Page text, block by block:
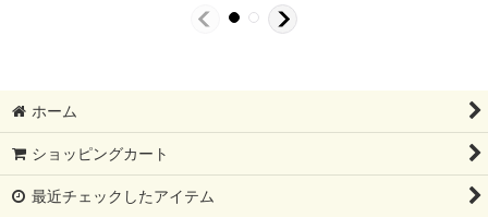
ホーム
ショッピングカート
最近チェックしたアイテム